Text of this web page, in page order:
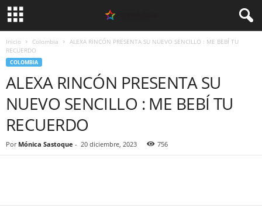
Inicio Colombia
ALEXA RINCÓN PRESENTA SU NUEVO SENCILLO : ME BEBÍ TU
RECUERDO
COLOMBIA
ALEXA RINCÓN PRESENTA SU
NUEVO SENCILLO : ME BEBÍ TU
RECUERDO
Por Mónica Sastoque - 20 diciembre, 2023 756